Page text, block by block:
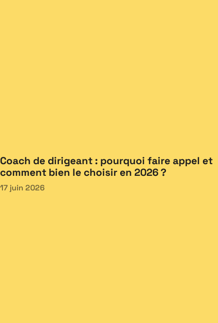
Coach de dirigeant : pourquoi faire appel et
comment bien le choisir en 2026 ?
17 juin 2026